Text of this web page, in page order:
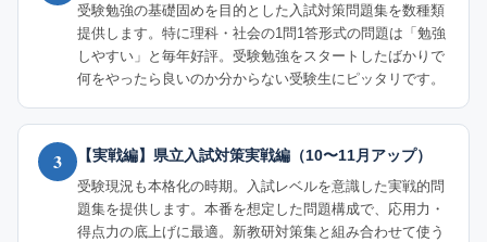
受験勉強の基礎固めを目的とした入試対策問題集を数種類
提供します。特に理科・社会の1問1答形式の問題は「勉強
しやすい」と毎年好評。受験勉強をスタートしたばかりで
何をやったら良いのか分からない受験生にピッタリです。
3 【実戦編】県立入試対策実戦編（10〜11月アップ）
受験現況も本格化の時期。入試レベルを意識した実戦的問
題集を提供します。本番を想定した問題構成で、応用力・
得点力の底上げに最適。新教研対策集と組み合わせて使う